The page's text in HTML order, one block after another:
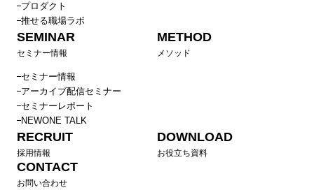
プロダクト
推せる職場ラボ
SEMINAR
セミナー情報
セミナー情報
アーカイブ配信セミナー
セミナーレポート
NEWONE TALK
METHOD
メソッド
RECRUIT
採用情報
DOWNLOAD
お役立ち資料
CONTACT
お問い合わせ